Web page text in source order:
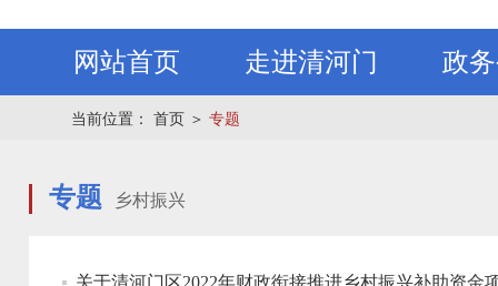
网站首页 走进清河门 政
当前位置： 首页 ＞ 专题
专题 乡村振兴
关于清河门区2022年财政衔接推进乡村振兴补助资金